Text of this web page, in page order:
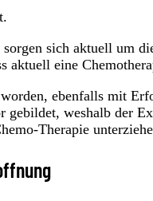
sich aktuell um
eine
ebenfalls mit
weshalb der
Therapie